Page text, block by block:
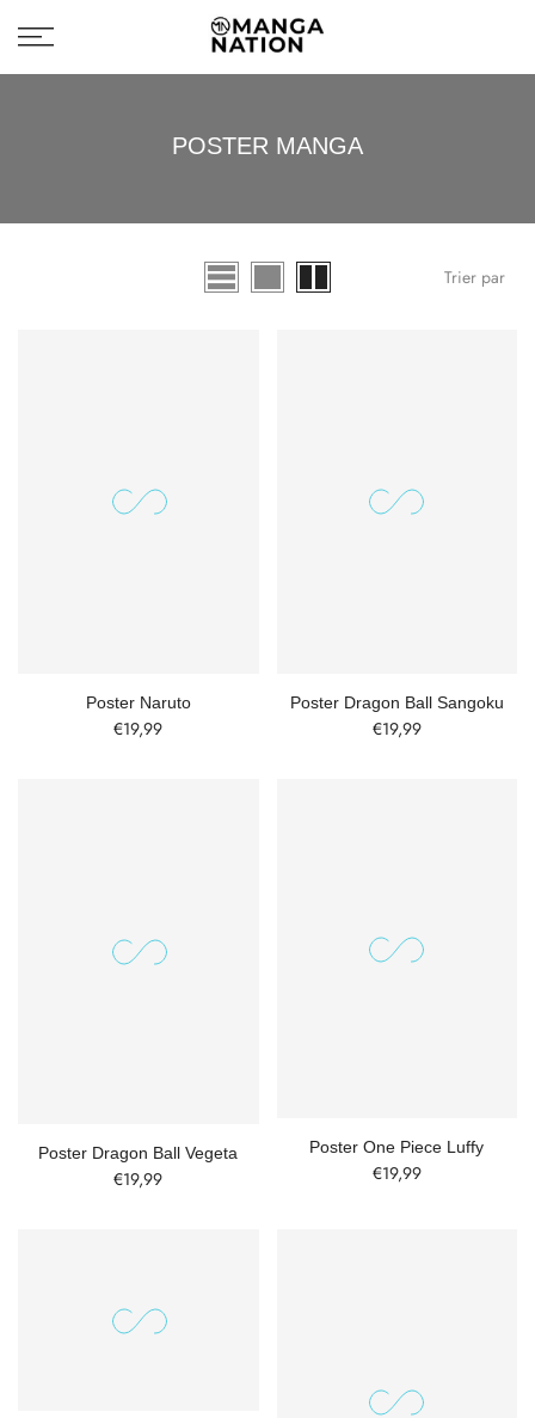
LIVRAISON GRATUITE
POSTER MANGA
Trier par
Poster Naruto
€19,99
Poster Dragon Ball Sangoku
€19,99
Poster Dragon Ball Vegeta
€19,99
Poster One Piece Luffy
€19,99